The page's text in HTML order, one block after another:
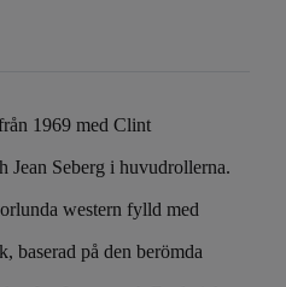
1969 med Clint
Jean Seberg i huvudrollerna.
western fylld med
baserad på den berömda